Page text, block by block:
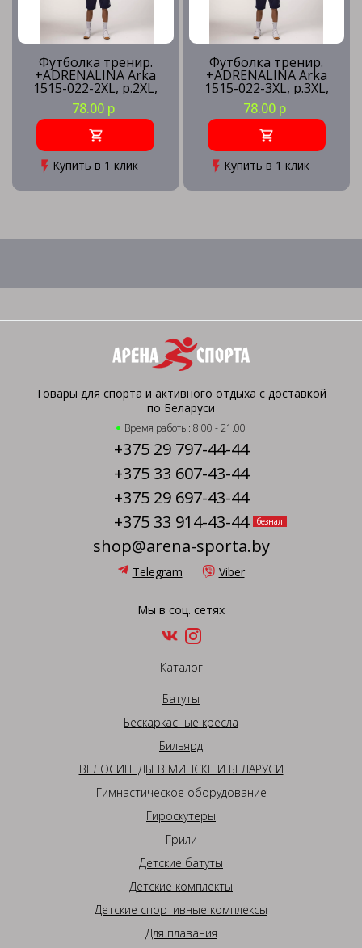
Футболка тренир.
+ADRENALINA Arka
1515-022-2XL, р.2XL,
полиэстер, хлопок,
вискоза, белый
78.00 р
Купить в 1 клик
Футболка тренир.
+ADRENALINA Arka
1515-022-3XL, р.3XL,
полиэстер, хлопок,
вискоза, белый
78.00 р
Купить в 1 клик
Товары для спорта и активного отдыха с доставкой
по Беларуси
Время работы: 8.00 - 21.00
+375 29 797-44-44
+375 33 607-43-44
+375 29 697-43-44
+375 33 914-43-44
безнал
shop@arena-sporta.by
Telegram Viber
Мы в соц. сетях
Каталог
Батуты
Бескаркасные кресла
Бильярд
ВЕЛОСИПЕДЫ В МИНСКЕ И БЕЛАРУСИ
Гимнастическое оборудование
Гироскутеры
Грили
Детские батуты
Детские комплекты
Детские спортивные комплексы
Для плавания